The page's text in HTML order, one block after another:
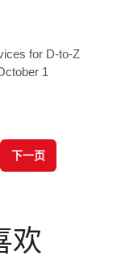
for D-to-Z
1
下一页
欢